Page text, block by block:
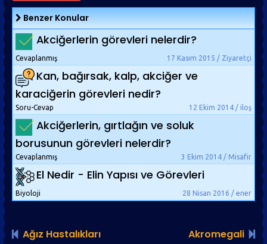
Benzer Konular
Akciğerlerin görevleri nelerdir?
17 Kasım 2015 / Ziyaretçi
Cevaplanmış
Kan, bağırsak, kalp, akciğer ve
karaciğerin görevleri nedir?
12 Ekim 2014 / iloş
Soru-Cevap
Akciğerlerin, gırtlağın ve soluk
borusunun görevleri nelerdir?
3 Ekim 2014 / Misafir
Cevaplanmış
El Nedir - Elin Yapısı ve Görevleri
28 Nisan 2016 / ener
Biyoloji
Ağız Hastalıkları Akromegali